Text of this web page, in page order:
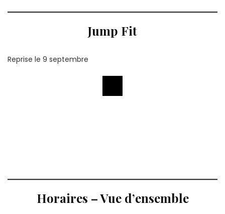
Jump Fit
Reprise le 9 septembre
Horaires – Vue d’ensemble